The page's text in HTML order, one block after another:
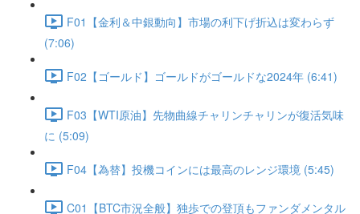
F01【金利＆中銀動向】市場の利下げ折込は変わらず
(7:06)
F02【ゴールド】ゴールドがゴールドな2024年 (6:41)
F03【WTI原油】先物曲線チャリンチャリンが復活気味
に (5:09)
F04【為替】投機コインには最高のレンジ環境 (5:45)
C01【BTC市況全般】独歩での登頂もファンダメンタル